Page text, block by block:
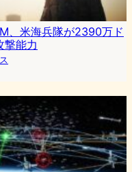
、米海兵隊が2390万ド
能力